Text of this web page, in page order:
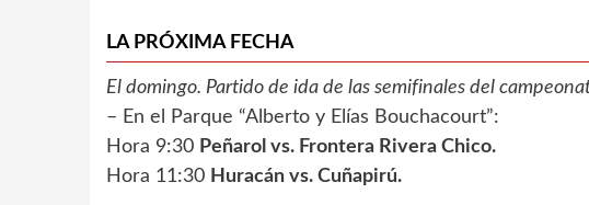
LA PRÓXIMA FECHA
El domingo. Partido de ida de las semifinales del
– En el Parque “Alberto y Elías Bouchacourt”:
Hora 9:30 Peñarol vs. Frontera Rivera Chico.
Hora 11:30 Huracán vs. Cuñapirú.